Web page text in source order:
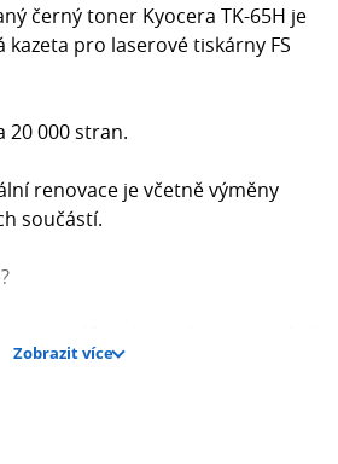
černý toner Kyocera TK-65H je
pro laserové tiskárny FS
20 000 stran.
renovace je včetně výměny
součástí.
díly (fotocitlivý válec,
válec) a kazeta se naplní
odpovídající originálu (na
kvalitou jsou používány
Zobrazit více